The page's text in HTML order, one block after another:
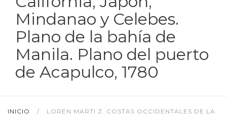
Mindanao y Celebes.
Plano de la bahía de
Manila. Plano del puerto
de Acapulco, 1780
INICIO /
LOREN MARTI Z. COSTAS OCCIDENTALES DE LA